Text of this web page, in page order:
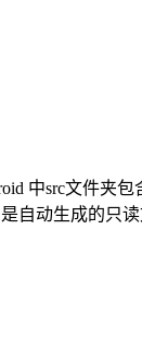
中src文件夹
自动生成的只